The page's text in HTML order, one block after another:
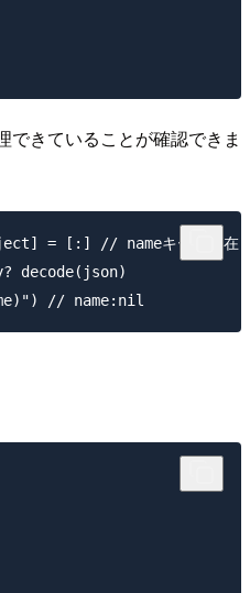
できていることが確認できま
= [:] // nameキーが存在し
decode(json)